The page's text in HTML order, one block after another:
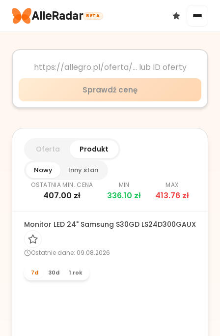
AlleRadar BETA
Okazje
Sprawdź cenę
Oferta Produkt
Nowy Inny stan
OSTATNIA MIN. CENA
407.00 zł
MIN
336.10 zł
MAX
413.76zł
Monitor LED 24" Samsung S30GD LS24D300GAUXEN
Ostatnie dane: 09.08.2026
7d 30d 1 rok